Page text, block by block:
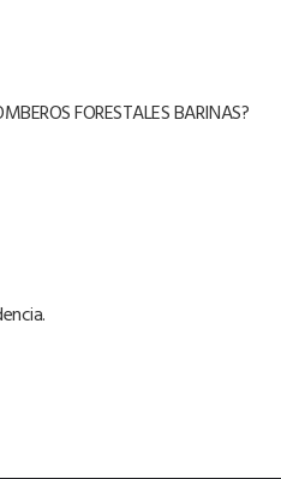
FORESTALES BARINAS?